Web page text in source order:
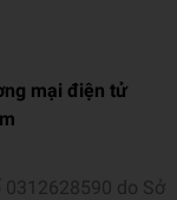
mại điện tử
do Sở